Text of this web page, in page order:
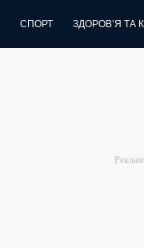
СПОРТ ЗДОРОВ’Я ТА